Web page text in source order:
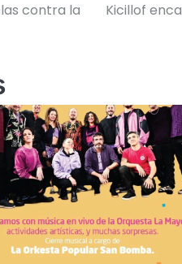
contra la
Kicillof